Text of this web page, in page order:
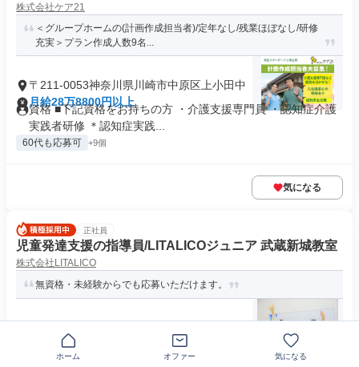
株式会社ケア21
＜グループホームの(計画作成担当者)/定年なし/残業ほぼなし/研修
充実＞プラン作成人数9名...
〒211-0053神奈川県川崎市中原区上小田中
月給28万8800円以上
資格 ■下記資格をお持ちの方 ・介護支援専門員 ・認知症介護
実践者研修 ＊認知症実践...
60代も応募可 +9個
気になる
正社員
児童発達支援の指導員/LITALICOジュニア 武蔵新城教室
株式会社LITALICO
無資格・未経験からでも応募いただけます。
月給25万3400円～26万8400円
求める人材: 【必須条件】 資格・経験はいっさい問いません！
ホーム オファー 気になる